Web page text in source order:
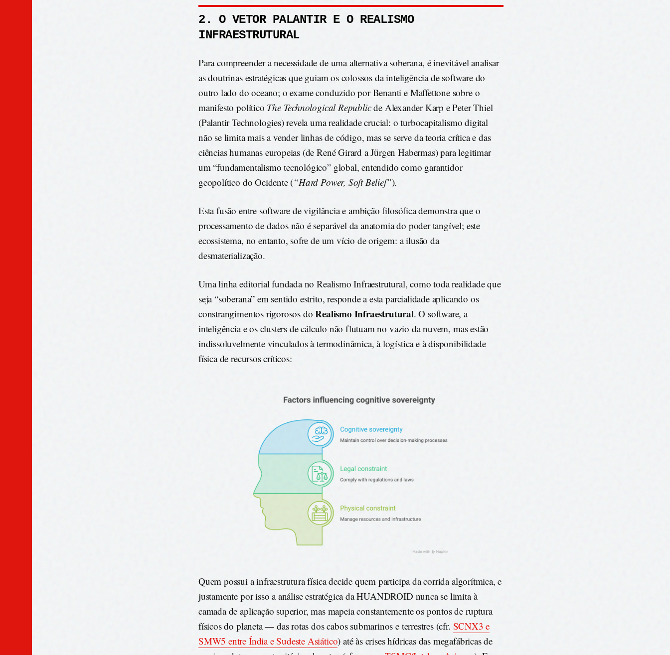
2. O VETOR PALANTIR E O REALISMO
INFRAESTRUTURAL
Para compreender a necessidade de uma alternativa soberana, é inevitável analisar
as doutrinas estratégicas que guiam os colossos da inteligência de software do
outro lado do oceano; o exame conduzido por Benanti e Maffettone sobre o
manifesto político The Technological Republicde Alexander Karp e Peter Thiel
(Palantir Technologies) revela uma realidade crucial: o turbocapitalismo digital
não se limita mais a vender linhas de código, mas se serve da teoria crítica e das
ciências humanas europeias (de René Girard a Jürgen Habermas) para legitimar
um “fundamentalismo tecnológico” global, entendido como garantidor
geopolítico do Ocidente (“Hard Power, Soft Belief”).
Esta fusão entre software de vigilância e ambição filosófica demonstra que o
processamento de dados não é separável da anatomia do poder tangível; este
ecossistema, no entanto, sofre de um vício de origem: a ilusão da
desmaterialização.
Uma linha editorial fundada no Realismo Infraestrutural, como toda realidade que
seja “soberana” em sentido estrito, responde a esta parcialidade aplicando os
constrangimentos rigorosos doRealismo Infraestrutural. O software, a
inteligência e os clusters de cálculo não flutuam no vazio da nuvem, mas estão
indissoluvelmente vinculados à termodinâmica, à logística e à disponibilidade
física de recursos críticos:
Quem possui a infraestrutura física decide quem participa da corrida algorítmica, e
justamente por isso a análise estratégica da HUANDROID nunca se limita à
camada de aplicação superior, mas mapeia constantemente os pontos de ruptura
físicos do planeta — das rotas dos cabos submarinos e terrestres (cfr. SCNX3 e
SMW5 entre Índia e Sudeste Asiático) até às crises hídricas das megafábricas de